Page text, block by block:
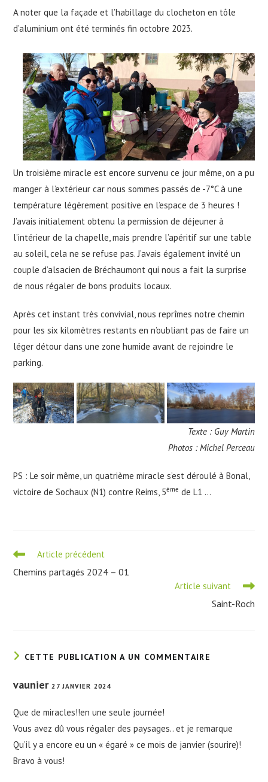
A noter que la façade et l’habillage du clocheton en tôle
d’aluminium ont été terminés fin octobre 2023.
Un troisième miracle est encore survenu ce jour même, on a pu
manger à l’extérieur car nous sommes passés de -7°C à une
température légèrement positive en l’espace de 3 heures !
J’avais initialement obtenu la permission de déjeuner à
l’intérieur de la chapelle, mais prendre l’apéritif sur une table
au soleil, cela ne se refuse pas. J’avais également invité un
couple d’alsacien de Bréchaumont qui nous a fait la surprise
de nous régaler de bons produits locaux.
Après cet instant très convivial, nous reprîmes notre chemin
pour les six kilomètres restants en n’oubliant pas de faire un
léger détour dans une zone humide avant de rejoindre le
parking.
Texte : Guy Martin
Photos : Michel Perceau
PS : Le soir même, un quatrième miracle s’est déroulé à Bonal,
victoire de Sochaux (N1) contre Reims, 5ème de L1 …
Read
articles
Article précédent
Chemins partagés 2024 – 01
Article suivant
Saint-Roch
CETTE PUBLICATION A UN COMMENTAIRE
vaunier27 JANVIER 2024
Que de miracles!!en une seule journée!
Vous avez dû vous régaler des paysages.. et je remarque
Qu’il y a encore eu un « égaré » ce mois de janvier (sourire)!
Bravo à vous!